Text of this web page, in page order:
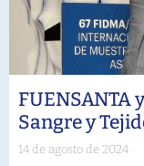
FUENSANTA
Sangre y
14 de agosto de 2024